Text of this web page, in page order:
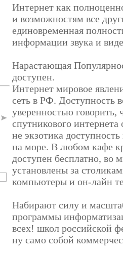
Интернет как
и возможностям все
единовременная
информации звука и
Нарастающая
доступен.
Интернет мировое
сеть в РФ. Доступность
уверенностью говорить,
спутникового
не экзотика
на море. В любом кафе
доступен бесплатно, во
установлены за
компьютеры и он-лайн
Набирают силу и
программы
всех! школ российской
ну само собой